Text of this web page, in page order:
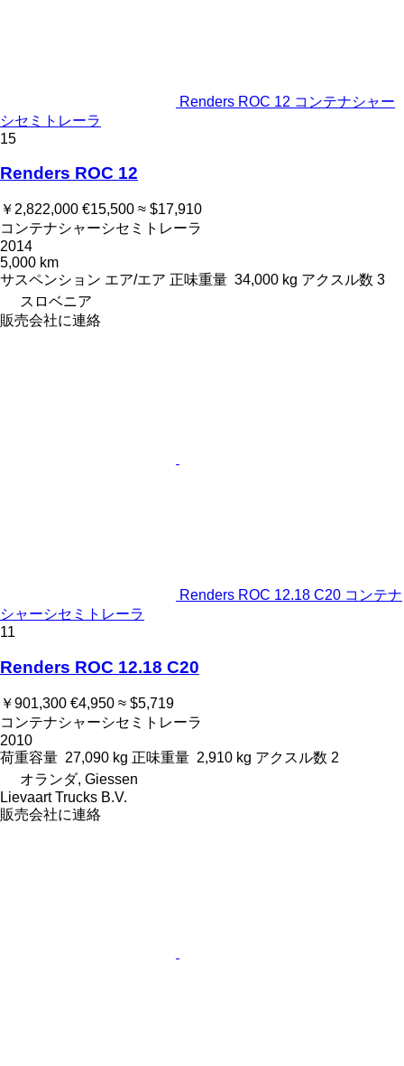
Renders ROC 12 コンテナシャー
シセミトレーラ
15
Renders ROC 12
￥2,822,000 €15,500 ≈ $17,910
コンテナシャーシセミトレーラ
2014
5,000 km
サスペンション エア/エア 正味重量 34,000 kg アクスル数 3
スロベニア
販売会社に連絡
Renders ROC 12.18 C20 コンテナ
シャーシセミトレーラ
11
Renders ROC 12.18 C20
￥901,300 €4,950 ≈ $5,719
コンテナシャーシセミトレーラ
2010
荷重容量 27,090 kg 正味重量 2,910 kg アクスル数 2
オランダ, Giessen
Lievaart Trucks B.V.
販売会社に連絡